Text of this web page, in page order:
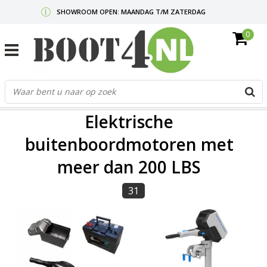
SHOWROOM OPEN: MAANDAG T/M ZATERDAG
GRATIS VERZENDING V.A. €50,-
MAIL ONSOF BEL: 0712340567
0
Elektrische
buitenboordmotoren met
meer dan 200 LBS
31